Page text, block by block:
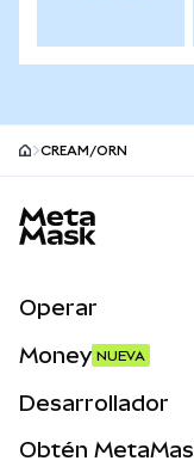
CREAM/ORN
Operar
Activos del mundo
Money NUEVA
Desarrollador
Obtén